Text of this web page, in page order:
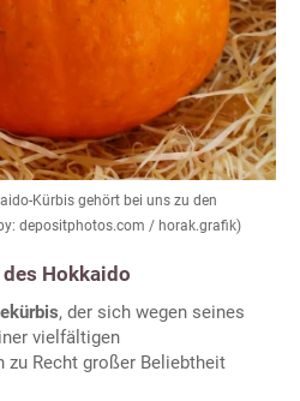
Kürbis gehört bei uns zu den
depositphotos.com / horak.grafik)
Hokkaido
, der sich wegen seines
vielfältigen
Recht großer Beliebtheit